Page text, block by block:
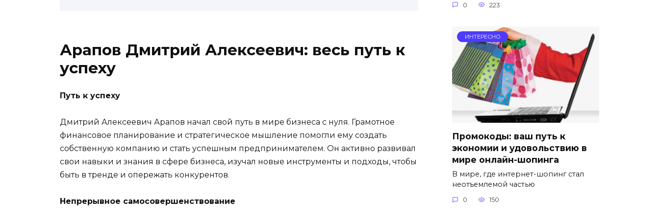
Арапов Дмитрий Алексеевич: весь путь к
успеху
Путь к успеху
Дмитрий Алексеевич Арапов начал свой путь в мире бизнеса с нуля. Грамотное
финансовое планирование и стратегическое мышление помогли ему создать
собственную компанию и стать успешным предпринимателем. Он активно развивал
свои навыки и знания в сфере бизнеса, изучал новые инструменты и подходы, чтобы
быть в тренде и опережать конкурентов.
Непрерывное самосовершенствование
0 223
ИНТЕРЕСНО
Промокоды: ваш путь к
экономии и удовольствию в
мире онлайн-шопинга
В мире, где интернет-шопинг стал
неотъемлемой частью
0 150